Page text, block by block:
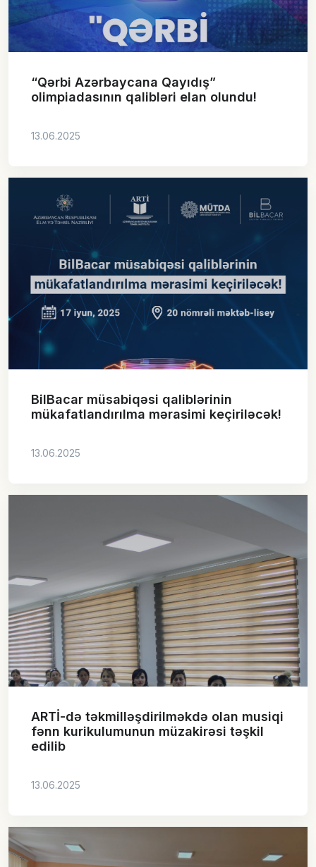
“Qərbi Azərbaycana Qayıdış”
olimpiadasının qalibləri elan olundu!
13.06.2025
BilBacar müsabiqəsi qaliblərinin
mükafatlandırılma mərasimi keçiriləcək!
13.06.2025
ARTİ-də təkmilləşdirilməkdə olan musiqi
fənn kurikulumunun müzakirəsi təşkil
edilib
13.06.2025